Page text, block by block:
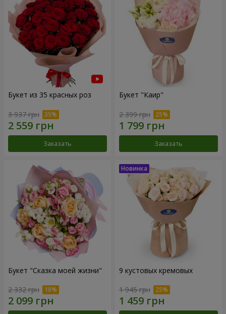
Букет из 35 красных роз
3 937 грн
Заказать
Букет "Каир"
2 399 грн
Заказать
Букет "Сказка моей жизни"
2 332 грн
9 кустовых кремовых
1 945 грн